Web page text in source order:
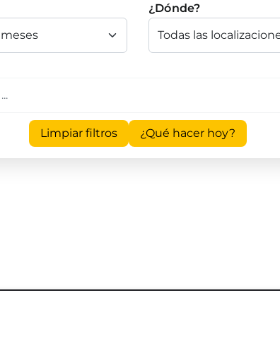
¿Dónde?
Limpiar filtros ¿Qué hacer hoy?